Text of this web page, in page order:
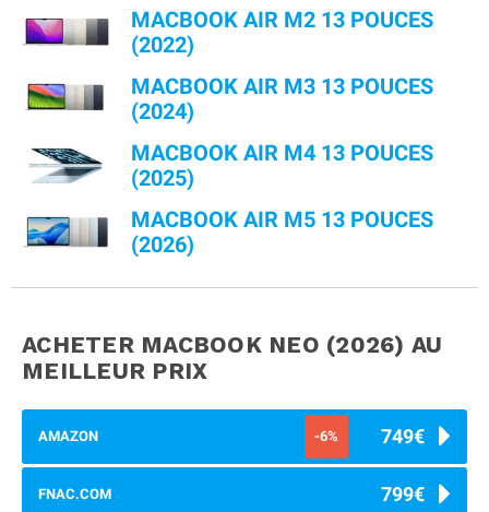
MACBOOK AIR M2 13 POUCES
(2022)
MACBOOK AIR M3 13 POUCES
(2024)
MACBOOK AIR M4 13 POUCES
(2025)
MACBOOK AIR M5 13 POUCES
(2026)
ACHETER MACBOOK NEO (2026) AU
MEILLEUR PRIX
AMAZON -6% 749€
FNAC.COM 799€